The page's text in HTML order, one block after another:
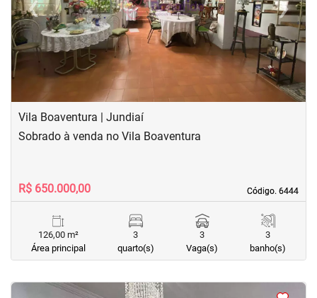
Previous Next
Vila Boaventura | Jundiaí
Código. 6444
Código. 6444
Sobrado à venda no Vila Boaventura
R$ 650.000,00
126,00 m²
Área principal
3
quarto(s)
3
Vaga(s)
3
banho(s)
<